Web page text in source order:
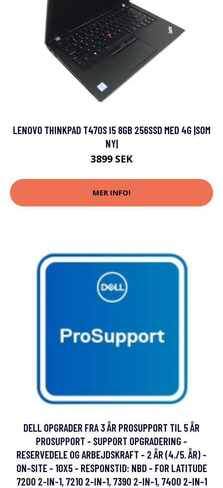
LENOVO THINKPAD T470S I5 8GB 256SSD MED 4G |SOM
NY|
3899 SEK
MER INFO!
DELL OPGRADER FRA 3 ÅR PROSUPPORT TIL 5 ÅR
PROSUPPORT - SUPPORT OPGRADERING -
RESERVEDELE OG ARBEJDSKRAFT - 2 ÅR (4./5. ÅR) -
ON-SITE - 10X5 - RESPONSTID: NBD - FOR LATITUDE
7200 2-IN-1, 7210 2-IN-1, 7390 2-IN-1, 7400 2-IN-1